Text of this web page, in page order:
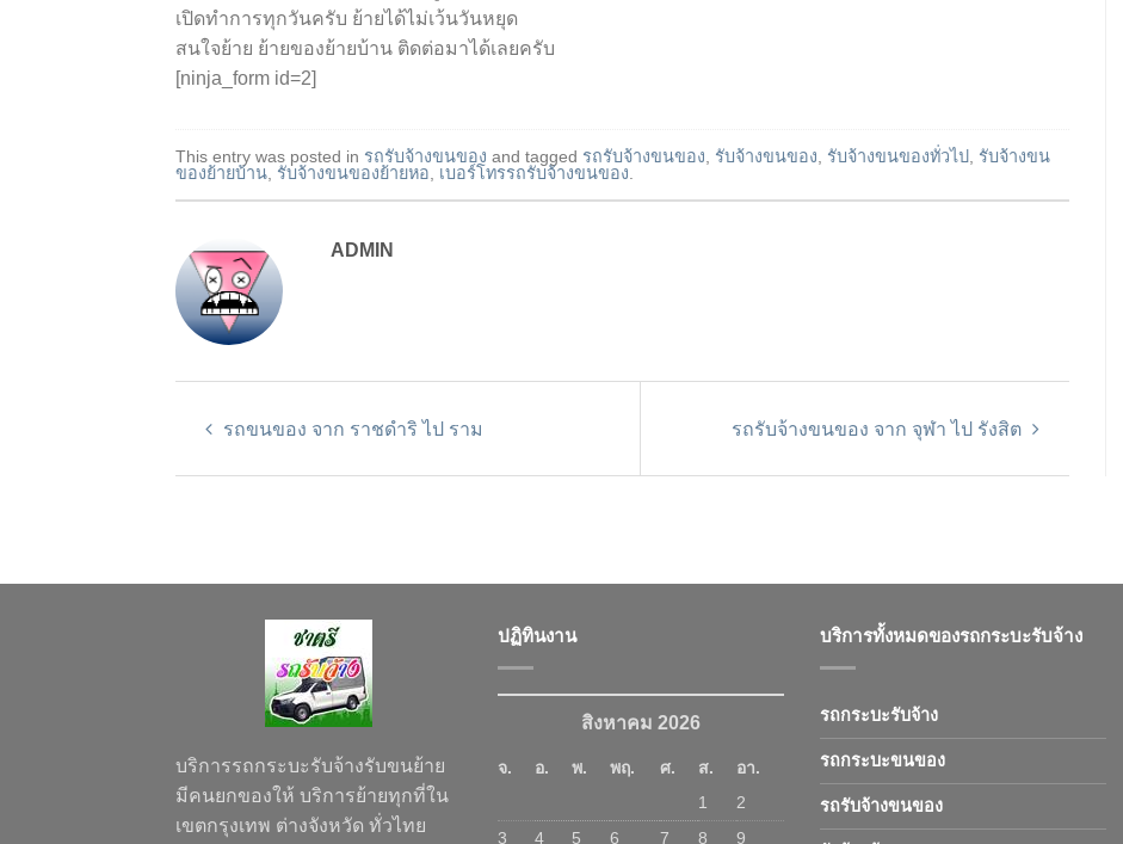
เปิดทำการทุกวันครับ ย้ายได้ไม่เว้นวันหยุด
สนใจย้าย ย้ายของย้ายบ้าน ติดต่อมาได้เลยครับ
[ninja_form id=2]
This entry was posted in รถรับจ้างขนของ and tagged รถรับจ้างขนของ รับจ้างขนของ รับจ้างขนของทั่วไป
รับจ้างขน
ของย้ายบ้าน รับจ้างขนของย้ายหอ เบอร์โทรรถรับจ้างขนของ
ADMIN
รถขนของ จาก ราชดำริ ไป ราม รถรับจ้างขนของ จาก จุฬา ไป รังสิต
บริการรถกระบะรับจ้างรับขนย้าย
มีคนยกของให้ บริการย้ายทุกที่ใน
เขตกรุงเทพ ต่างจังหวัด ทั่วไทย
ปฏิทินงาน
สิงหาคม 2026
จ. อ. พ. พฤ. ศ. ส.
อา.
1
2
3
4 5 6 7 8 9
บริการทั้งหมดของรถกระบะรับจ้าง
รถกระบะรับจ้าง
รถกระบะขนของ
รถรับจ้างขนของ